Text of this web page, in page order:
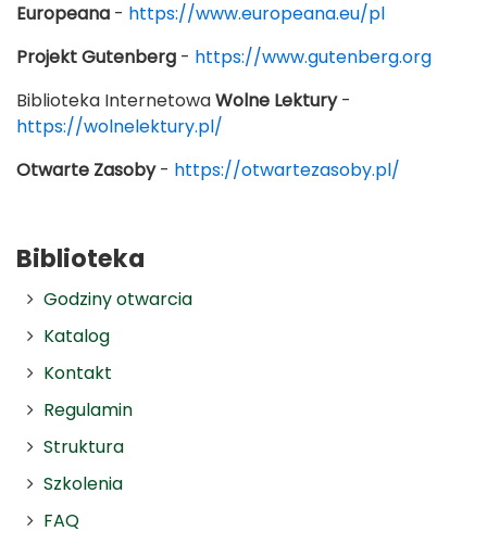
Biblioteka
Godziny otwarcia
Katalog
Kontakt
Regulamin
Struktura
Szkolenia
FAQ
Europeana - https://www.europeana.eu/pl
Projekt Gutenberg - https://www.gutenberg.org
Biblioteka InternetowaWolne Lektury-
https://wolnelektury.pl/
Otwarte Zasoby- https://otwartezasoby.pl/